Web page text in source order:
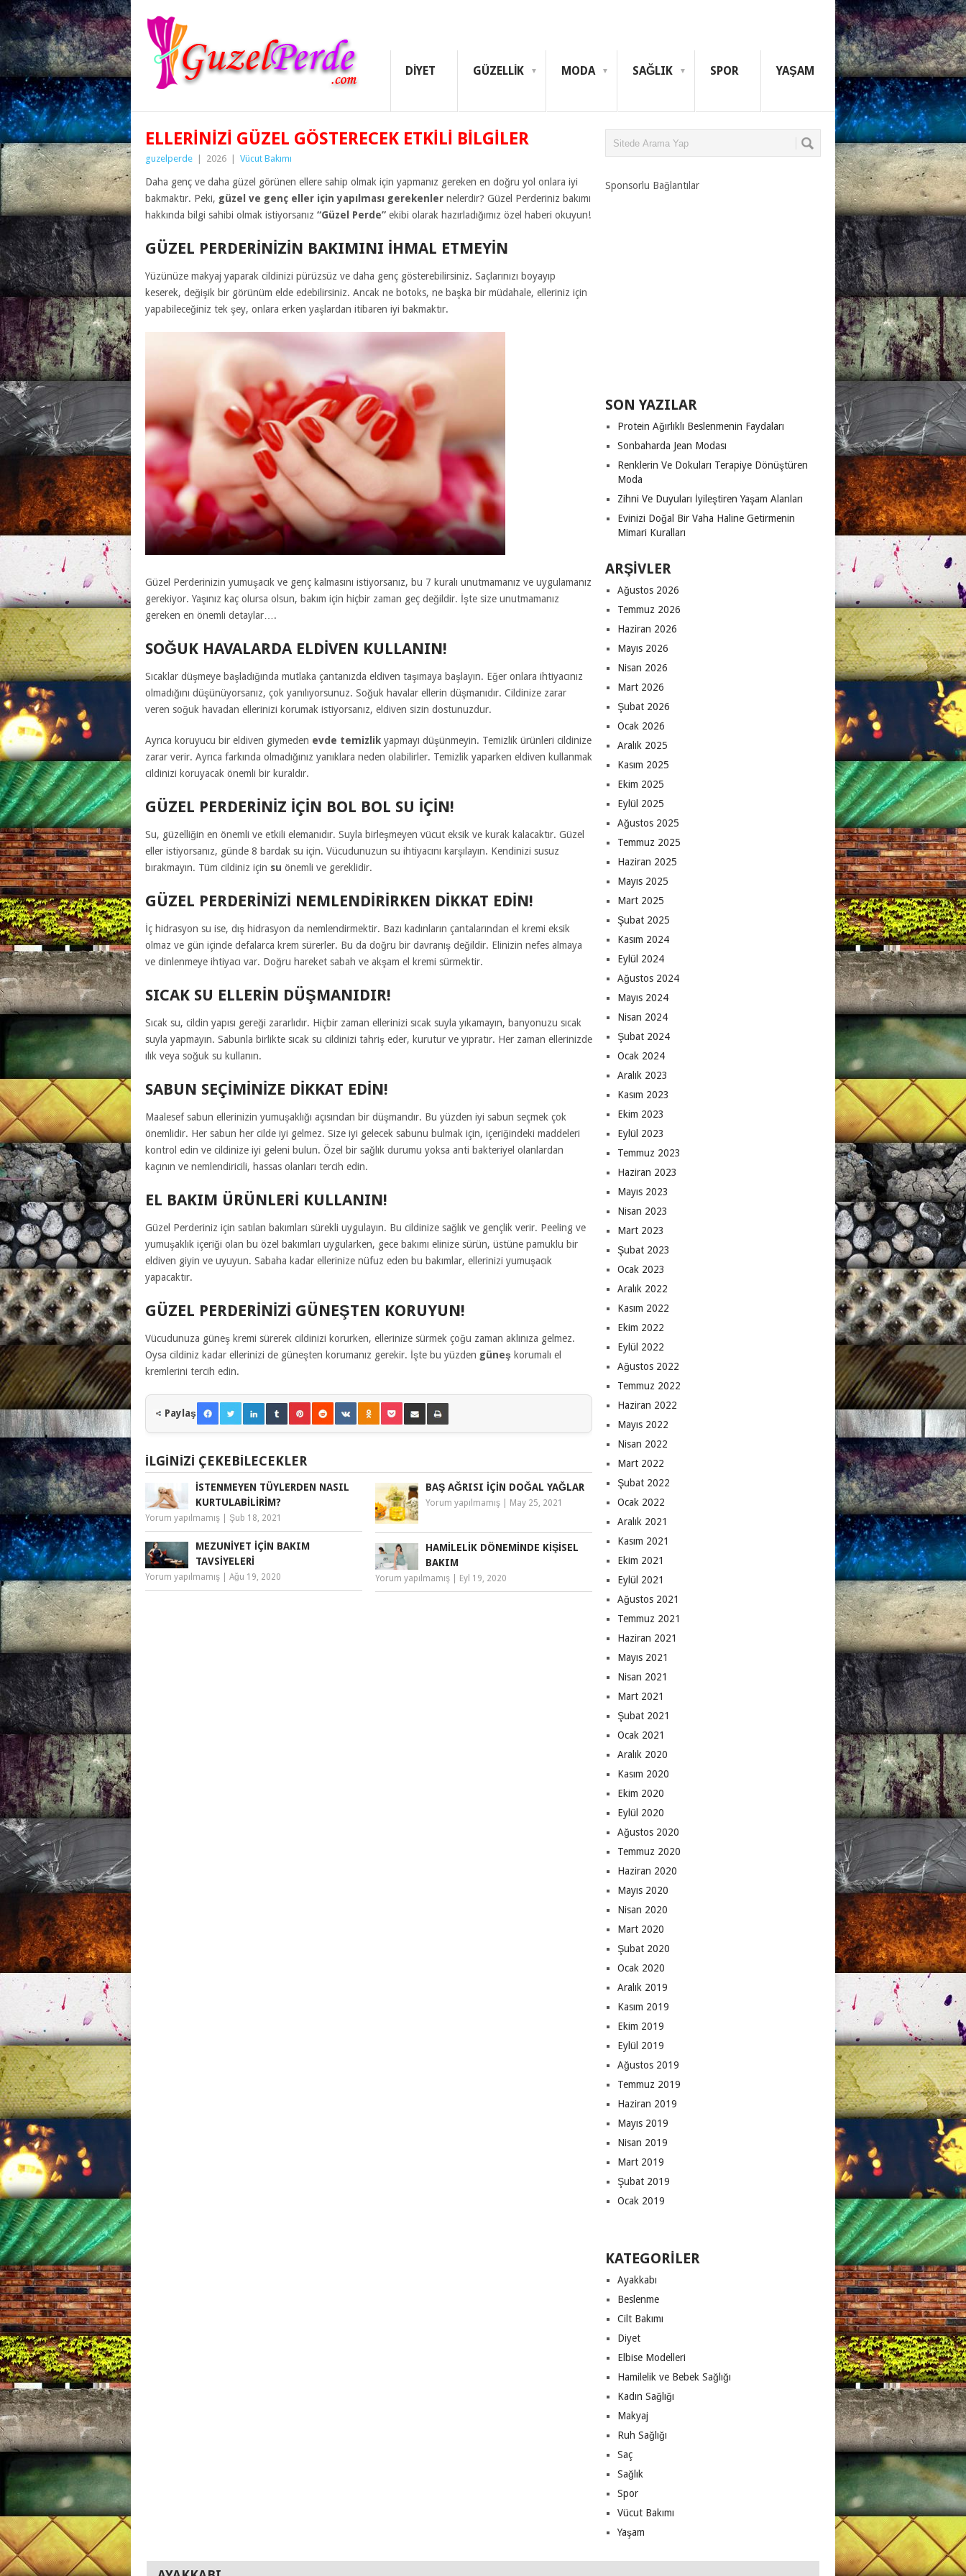
DIYET GÜZELLIK MODA SAĞLIK SPOR YAŞAM
ELLERINIZI GÜZEL GÖSTERECEK ETKILI BILGILER
guzelperde 2026 Vücut Bakımı
Daha genç ve daha güzel görünen ellere sahip olmak için yapmanız gereken en doğru yol onlara iyi
bakmaktır. Peki, güzel ve genç eller için yapılması gerekenler nelerdir? Güzel Perderiniz bakımı
hakkında bilgi sahibi olmak istiyorsanız “Güzel Perde” ekibi olarak hazırladığımız özel haberi okuyun!
GÜZEL PERDERINIZIN BAKIMINI IHMAL ETMEYIN
Yüzünüze makyaj yaparak cildinizi pürüzsüz ve daha genç gösterebilirsiniz. Saçlarınızı boyayıp
keserek, değişik bir görünüm elde edebilirsiniz. Ancak ne botoks, ne başka bir müdahale, elleriniz için
yapabileceğiniz tek şey, onlara erken yaşlardan itibaren iyi bakmaktır.
Güzel Perderinizin yumuşacık ve genç kalmasını istiyorsanız, bu 7 kuralı unutmamanız ve uygulamanız
gerekiyor. Yaşınız kaç olursa olsun, bakım için hiçbir zaman geç değildir. İşte size unutmamanız
gereken en önemli detaylar….
SOĞUK HAVALARDA ELDIVEN KULLANIN!
Sıcaklar düşmeye başladığında mutlaka çantanızda eldiven taşımaya başlayın. Eğer onlara ihtiyacınız
olmadığını düşünüyorsanız, çok yanılıyorsunuz. Soğuk havalar ellerin düşmanıdır. Cildinize zarar
veren soğuk havadan ellerinizi korumak istiyorsanız, eldiven sizin dostunuzdur.
Ayrıca koruyucu bir eldiven giymeden evde temizlik yapmayı düşünmeyin. Temizlik ürünleri cildinize
zarar verir. Ayrıca farkında olmadığınız yanıklara neden olabilirler. Temizlik yaparken eldiven kullanmak
cildinizi koruyacak önemli bir kuraldır.
GÜZEL PERDERINIZ IÇIN BOL BOL SU IÇIN!
Su, güzelliğin en önemli ve etkili elemanıdır. Suyla birleşmeyen vücut eksik ve kurak kalacaktır. Güzel
eller istiyorsanız, günde 8 bardak su için. Vücudunuzun su ihtiyacını karşılayın. Kendinizi susuz
bırakmayın. Tüm cildiniz için su önemli ve gereklidir.
GÜZEL PERDERINIZI NEMLENDIRIRKEN DIKKAT EDIN!
İç hidrasyon su ise, dış hidrasyon da nemlendirmektir. Bazı kadınların çantalarından el kremi eksik
olmaz ve gün içinde defalarca krem sürerler. Bu da doğru bir davranış değildir. Elinizin nefes almaya
ve dinlenmeye ihtiyacı var. Doğru hareket sabah ve akşam el kremi sürmektir.
SICAK SU ELLERIN DÜŞMANIDIR!
Sıcak su, cildin yapısı gereği zararlıdır. Hiçbir zaman ellerinizi sıcak suyla yıkamayın, banyonuzu sıcak
suyla yapmayın. Sabunla birlikte sıcak su cildinizi tahriş eder, kurutur ve yıpratır. Her zaman ellerinizde
ılık veya soğuk su kullanın.
SABUN SEÇIMINIZE DIKKAT EDIN!
Maalesef sabun ellerinizin yumuşaklığı açısından bir düşmandır. Bu yüzden iyi sabun seçmek çok
önemlidir. Her sabun her cilde iyi gelmez. Size iyi gelecek sabunu bulmak için, içeriğindeki maddeleri
kontrol edin ve cildinize iyi geleni bulun. Özel bir sağlık durumu yoksa anti bakteriyel olanlardan
kaçının ve nemlendiricili, hassas olanları tercih edin.
EL BAKIM ÜRÜNLERI KULLANIN!
Güzel Perderiniz için satılan bakımları sürekli uygulayın. Bu cildinize sağlık ve gençlik verir. Peeling ve
yumuşaklık içeriği olan bu özel bakımları uygularken, gece bakımı elinize sürün, üstüne pamuklu bir
eldiven giyin ve uyuyun. Sabaha kadar ellerinize nüfuz eden bu bakımlar, ellerinizi yumuşacık
yapacaktır.
GÜZEL PERDERINIZI GÜNEŞTEN KORUYUN!
Vücudunuza güneş kremi sürerek cildinizi korurken, ellerinize sürmek çoğu zaman aklınıza gelmez.
Oysa cildiniz kadar ellerinizi de güneşten korumanız gerekir. İşte bu yüzden güneş korumalı el
kremlerini tercih edin.
Paylaş
İLGINIZI ÇEKEBILECEKLER
İSTENMEYEN TÜYLERDEN NASIL
KURTULABILIRIM?
Yorum yapılmamış Şub 18, 2021
BAŞ AĞRISI IÇIN DOĞAL YAĞLAR
Yorum yapılmamış May 25, 2021
MEZUNIYET IÇIN BAKIM
TAVSIYELERI
Yorum yapılmamış Ağu 19, 2020
HAMILELIK DÖNEMINDE KIŞISEL
BAKIM
Yorum yapılmamış Eyl 19, 2020
Sponsorlu Bağlantılar
SON YAZILAR
Protein Ağırlıklı Beslenmenin Faydaları
Sonbaharda Jean Modası
Renklerin Ve Dokuları Terapiye Dönüştüren
Moda
Zihni Ve Duyuları İyileştiren Yaşam Alanları
Evinizi Doğal Bir Vaha Haline Getirmenin
Mimari Kuralları
ARŞIVLER
Ağustos 2026
Temmuz 2026
Haziran 2026
Mayıs 2026
Nisan 2026
Mart 2026
Şubat 2026
Ocak 2026
Aralık 2025
Kasım 2025
Ekim 2025
Eylül 2025
Ağustos 2025
Temmuz 2025
Haziran 2025
Mayıs 2025
Mart 2025
Şubat 2025
Kasım 2024
Eylül 2024
Ağustos 2024
Mayıs 2024
Nisan 2024
Şubat 2024
Ocak 2024
Aralık 2023
Kasım 2023
Ekim 2023
Eylül 2023
Temmuz 2023
Haziran 2023
Mayıs 2023
Nisan 2023
Mart 2023
Şubat 2023
Ocak 2023
Aralık 2022
Kasım 2022
Ekim 2022
Eylül 2022
Ağustos 2022
Temmuz 2022
Haziran 2022
Mayıs 2022
Nisan 2022
Mart 2022
Şubat 2022
Ocak 2022
Aralık 2021
Kasım 2021
Ekim 2021
Eylül 2021
Ağustos 2021
Temmuz 2021
Haziran 2021
Mayıs 2021
Nisan 2021
Mart 2021
Şubat 2021
Ocak 2021
Aralık 2020
Kasım 2020
Ekim 2020
Eylül 2020
Ağustos 2020
Temmuz 2020
Haziran 2020
Mayıs 2020
Nisan 2020
Mart 2020
Şubat 2020
Ocak 2020
Aralık 2019
Kasım 2019
Ekim 2019
Eylül 2019
Ağustos 2019
Temmuz 2019
Haziran 2019
Mayıs 2019
Nisan 2019
Mart 2019
Şubat 2019
Ocak 2019
KATEGORILER
Ayakkabı
Beslenme
Cilt Bakımı
Diyet
Elbise Modelleri
Hamilelik ve Bebek Sağlığı
Kadın Sağlığı
Makyaj
Ruh Sağlığı
Saç
Sağlık
Spor
Vücut Bakımı
Yaşam